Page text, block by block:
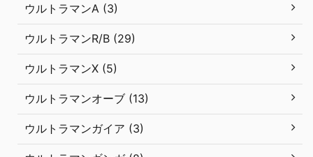
ウルトラマンA (3)
ウルトラマンR/B (29)
ウルトラマンX (5)
ウルトラマンオーブ (13)
ウルトラマンガイア (3)